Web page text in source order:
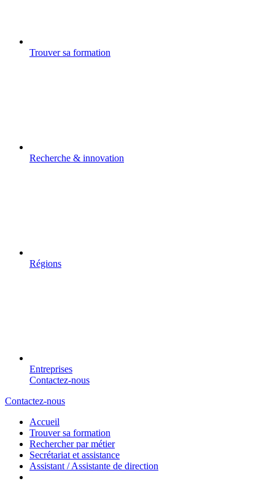
Trouver sa formation
Recherche & innovation
Régions
Entreprises
Contactez-nous
Contactez-nous
Accueil
Trouver sa formation
Rechercher par métier
Secrétariat et assistance
Assistant / Assistante de direction